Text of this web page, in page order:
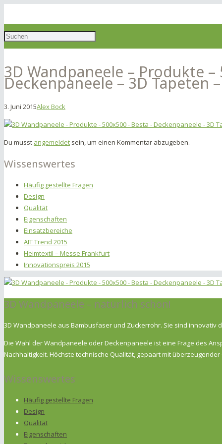
3D Wandpaneele – Produkte –
Deckenpaneele – 3D Tapeten
3. Juni 2015Alex Bock
Du musst angemeldet sein, um einen Kommentar abzugeben.
Wissenswertes
Häufig gestellte Fragen
Design
Qualität
Eigenschaften
Einsatzbereiche
AIT Trend 2015
Heimtextil – Messe Frankfurt
Innovationspreis 2015
3D Wandpaneele – natürlich schön!
3D Wandpaneele aus Bambusfaser und Zuckerrohr. Sie sind
Die Wahl der Wandpaneele oder Deckenpaneele ist eine Frage des
Nachhaltigkeit. Höchste technische Qualität, gepaart mit
Wissenswertes
Häufig gestellte Fragen
Design
Qualität
Eigenschaften